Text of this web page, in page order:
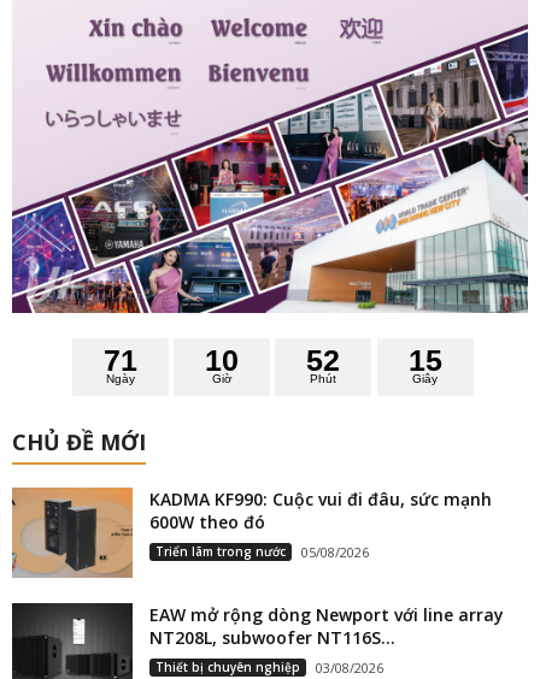
Ngày
71
Giờ
10
Phút
52
Giây
14
5
CHỦ ĐỀ MỚI
KADMA KF990: Cuộc vui đi đâu, sức mạnh
600W theo đó
Triển lãm trong nước 05/08/2026
EAW mở rộng dòng Newport với line array
NT208L, subwoofer NT116S...
Thiết bị chuyên nghiệp 03/08/2026